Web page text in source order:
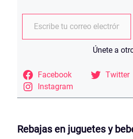
Escribe tu correo electrónico…
Únete a
Facebook Twitter
Instagram
Rebajas en juguetes y